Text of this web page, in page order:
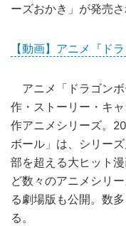
ーズおかき」が発売さ
【動画】アニメ『ド
アニメ「ドラゴンボ
作・ストーリー・キ
作アニメシリーズ。
ボール」は、シリー
部を超える大ヒット
ど数々のアニメシリ
る劇場版も公開。数
る。